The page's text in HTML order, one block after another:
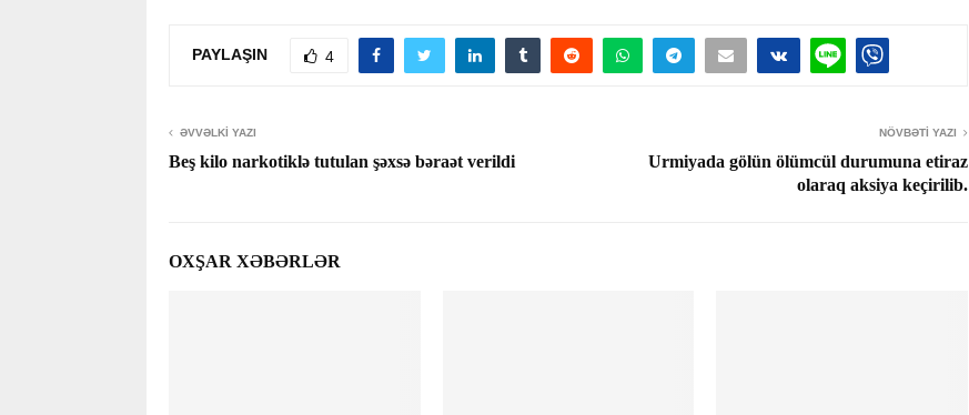
PAYLAŞIN 4
ƏVVƏLKI YAZI
Beş kilo narkotiklə tutulan şəxsə bəraət verildi
NÖVBƏTI YAZI
Urmiyada gölün ölümcül durumuna etiraz
olaraq aksiya keçirilib.
OXŞAR XƏBƏRLƏR